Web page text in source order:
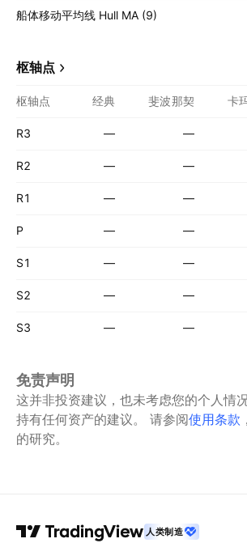
船体移动平均线 Hull MA (9)
枢轴点
枢轴点 经典 斐波那契 卡
R3 — —
R2 — —
R1 — —
P — —
S1 — —
S2 — —
S3 — —
免责声明
这并非投资建议，也未考虑您的个人情
持有任何资产的建议。
请参阅使用条款
的研究。
人类制造